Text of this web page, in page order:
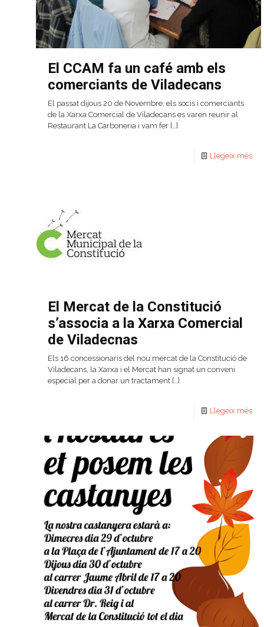
El CCAM fa un café amb els
comerciants de Viladecans
El passat dijous 20 de Novembre, els socis i comerciants
de la Xarxa Comercial de Viladecans es varen reunir al
Restaurant La Carboneria i vam fer […]
Llegeix més
El Mercat de la Constitució
s’associa a la Xarxa Comercial
de Viladecnas
Els 16 concessionaris del nou mercat de la Constitució de
Viladecans, la Xarxa i el Mercat han signat un conveni
especial per a donar un tractament […]
Llegeix més